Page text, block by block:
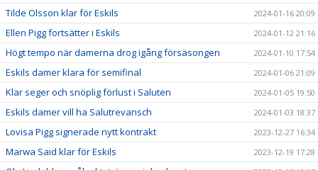
Tilde Olsson klar för Eskils 2024-01-16 20:09
Ellen Pigg fortsätter i Eskils 2024-01-12 21:16
Högt tempo när damerna drog igång försäsongen 2024-01-10 17:54
Eskils damer klara för semifinal 2024-01-06 21:09
Klar seger och snöplig förlust i Saluten 2024-01-05 19:50
Eskils damer vill ha Salutrevansch 2024-01-03 18:37
Lovisa Pigg signerade nytt kontrakt 2023-12-27 16:34
Marwa Said klar för Eskils 2023-12-19 17:28